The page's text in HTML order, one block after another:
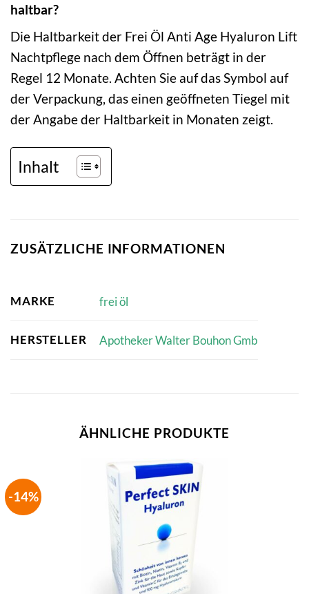
haltbar?
Die Haltbarkeit der Frei Öl Anti Age Hyaluron Lift
Nachtpflege nach dem Öffnen beträgt in der
Regel 12 Monate. Achten Sie auf das Symbol auf
der Verpackung, das einen geöffneten Tiegel mit
der Angabe der Haltbarkeit in Monaten zeigt.
Inhalt
ZUSÄTZLICHE INFORMATIONEN
MARKE frei öl
HERSTELLER Apotheker Walter Bouhon Gmb
ÄHNLICHE PRODUKTE
-14%